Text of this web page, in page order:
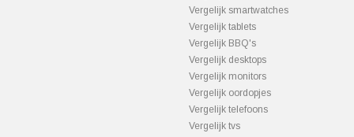
Vergelijk smartwatches
Vergelijk tablets
Vergelijk BBQ's
Vergelijk desktops
Vergelijk monitors
Vergelijk oordopjes
Vergelijk telefoons
Vergelijk tvs